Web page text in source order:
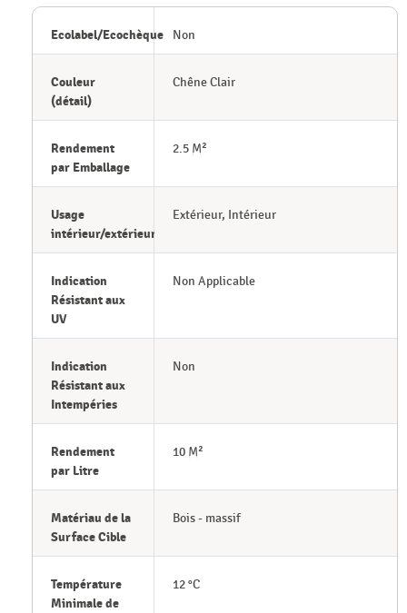
Ecolabel/Ecochèque Non
Couleur
(détail)
Chêne Clair
Rendement
par Emballage
2.5 M²
Usage
intérieur/extérieur
Extérieur, Intérieur
Indication
Résistant aux
UV
Non Applicable
Indication
Résistant aux
Intempéries
Non
Rendement
par Litre
10 M²
Matériau de la
Surface Cible
Bois - massif
Température
Minimale de
12 °C